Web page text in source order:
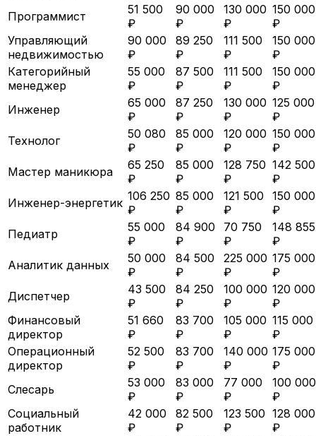
Программист
51 500
₽
90 000
₽
130 000
₽
150 000
₽
Управляющий
недвижимостью
90 000
₽
89 250
₽
111 500
₽
150 000
₽
Категорийный
менеджер
55 000
₽
87 500
₽
111 500
₽
150 000
₽
Инженер
65 000
₽
87 250
₽
130 000
₽
125 000
₽
Технолог
50 080
₽
85 000
₽
120 000
₽
150 000
₽
Мастер маникюра
65 250
₽
85 000
₽
128 750
₽
142 500
₽
Инженер-энергетик 106 250
₽
85 000
₽
121 500
₽
150 000
₽
Педиатр
55 000
₽
84 900
₽
70 750
₽
148 855
₽
Аналитик данных
50 000
₽
84 500
₽
225 000
₽
175 000
₽
Диспетчер
43 500
₽
84 250
₽
100 000
₽
120 000
₽
Финансовый
директор
51 660
₽
83 700
₽
105 000
₽
115 000
₽
Операционный
директор
52 500
₽
83 700
₽
140 000
₽
175 000
₽
Слесарь
53 000
₽
83 000
₽
77 000
₽
100 000
₽
Социальный
работник
42 000
₽
82 500
₽
123 500
₽
128 000
₽